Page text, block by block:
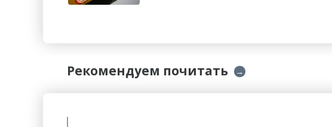
Рекомендуем почитать →